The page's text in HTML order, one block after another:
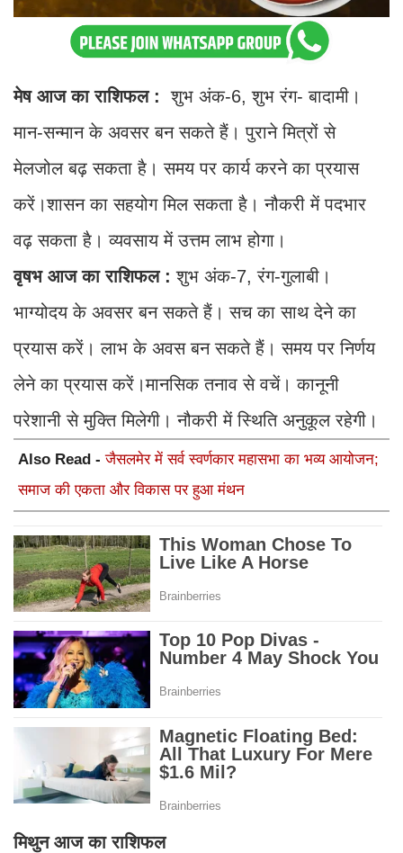
मेष आज का राशिफल : शुभ अंक-6, शुभ रंग- बादामी।
मान-सन्मान के अवसर बन सकते हैं। पुराने मित्रों से
मेलजोल बढ़ सकता है। समय पर कार्य करने का प्रयास
करें।शासन का सहयोग मिल सकता है। नौकरी में पदभार
वढ़ सकता है। व्यवसाय में उत्तम लाभ होगा।
वृषभ आज का राशिफल :शुभ अंक-7, रंग-गुलाबी।
भाग्योदय के अवसर बन सकते हैं। सच का साथ देने का
प्रयास करें। लाभ के अवस बन सकते हैं। समय पर निर्णय
लेने का प्रयास करें।मानसिक तनाव से वचें। कानूनी
परेशानी से मुक्ति मिलेगी। नौकरी में स्थिति अनुकूल रहेगी।
Also Read -जैसलमेर में सर्व स्वर्णकार महासभा का भव्य आयोजन;
समाज की एकता और विकास पर हुआ मंथन
मिथुन आज का राशिफल